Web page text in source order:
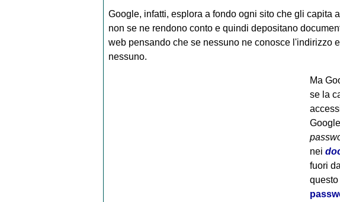
Google, infatti, esplora a fondo ogni sito che gli capita
non se ne rendono conto e quindi depositano
web pensando che se nessuno ne conosce l'indirizzo
nessuno.
Ma
se la
nei
fuori